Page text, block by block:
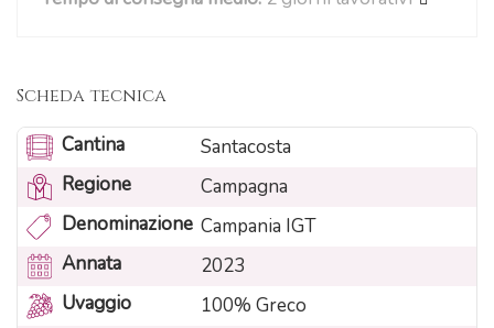
Scheda tecnica
Cantina
Santacosta
Regione
Campagna
Denominazione Campania IGT
Annata
2023
Uvaggio
100% Greco